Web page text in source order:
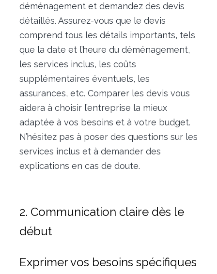
déménagement et demandez des devis
détaillés. Assurez-vous que le devis
comprend tous les détails importants, tels
que la date et l’heure du déménagement,
les services inclus, les coûts
supplémentaires éventuels, les
assurances, etc. Comparer les devis vous
aidera à choisir l’entreprise la mieux
adaptée à vos besoins et à votre budget.
N’hésitez pas à poser des questions sur les
services inclus et à demander des
explications en cas de doute.
2. Communication claire dès le
début
Exprimer vos besoins spécifiques